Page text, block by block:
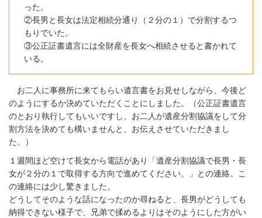
った。
②長男と長女は法定相続分通り（２分の１）で分割するつ
もりでいた。
③公正証書遺言には全財産を長女へ相続させると書かれて
いる。
お二人に事務所に来てもらい遺言書をお見せしながら、今後ど
のようにするか決めていただくことにしました。（公正証書遺言
のとおり執行してもいいですし、お二人が遺産分割協議をして分
割方法を決めても構いませんと、お伝えさせていただきまし
た。）
１週間ほど空けて長女から電話があり「遺産分割協議で長男・長
女が２分の１で取得する方向で進めてください。」との連絡。こ
の連絡には少し驚きました。
どうしてそのような話になったのか尋ねると、長男がどうしても
納得できない様子で、兄弟で揉めるよりはそのようにした方がい